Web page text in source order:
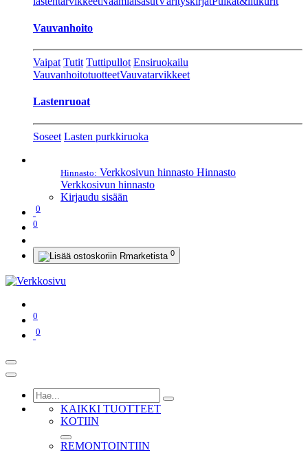
Vauvanhoito
Vaipat Tutit Tuttipullot Ensiruokailu
VauvanhoitotuotteetVauvatarvikkeet
Lastenruoat
Soseet Lasten purkkiruoka
Hinnasto: Verkkosivun hinnasto Hinnasto
Verkkosivun hinnasto
Kirjaudu sisään
0
0
0
0
0
KAIKKI TUOTTEET
KOTIIN
REMONTOINTIIN